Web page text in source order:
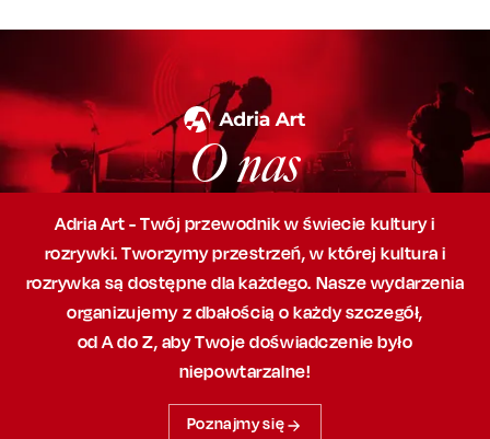
O nas
Adria Art - Twój przewodnik w świecie kultury i
rozrywki. Tworzymy przestrzeń,w której kultura i
rozrywka są dostępne dla każdego. Nasze wydarzenia
organizujemy z dbałością o każdy szczegół,
od A do Z, abyTwoje doświadczenie było
niepowtarzalne!
Poznajmy się